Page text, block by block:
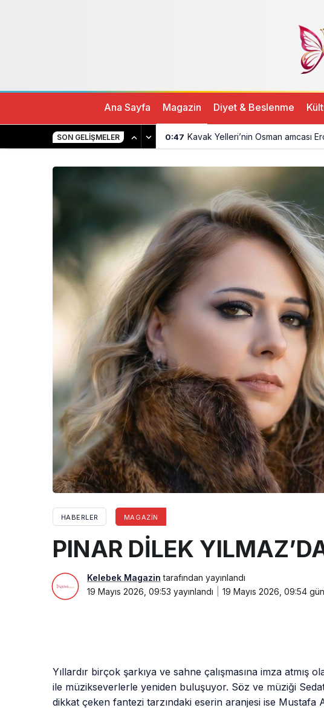
Ana Sayfa Magazin Diyet & Beslenme
SON GELIŞMELER 0:47 Kavak Yelleri’nin Osman amcası
HABERLER MAGAZIN
PINAR DİLEK
Kelebek Magazin tarafından yayınlandı
19 Mayıs 2026, 09:53 yayınlandı 19 Mayıs 2026, 09:54
Yıllardır birçok şarkıya ve sahne çalışmasına imza atmış
ile müzikseverlerle yeniden buluşuyor. Söz ve müziği Sedat
dikkat çeken fantezi tarzındaki eserin aranjesi ise Mustafa